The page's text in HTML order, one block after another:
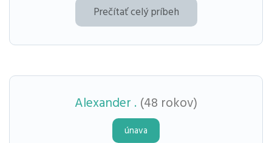
Prečítať celý príbeh
Alexander . (48 rokov)
únava